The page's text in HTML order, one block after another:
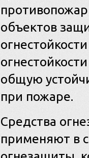
объектов
общую
при пожаре.
Средства
применяют в